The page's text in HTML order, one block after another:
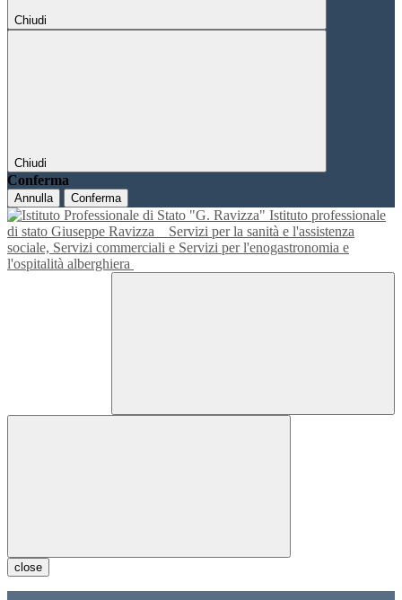
Chiudi
Chiudi
Conferma
Annulla Conferma
Istituto professionale
di stato Giuseppe Ravizza
Servizi per la sanità e l'assistenza
sociale, Servizi commerciali e Servizi per l'enogastronomia e
l'ospitalità alberghiera
close